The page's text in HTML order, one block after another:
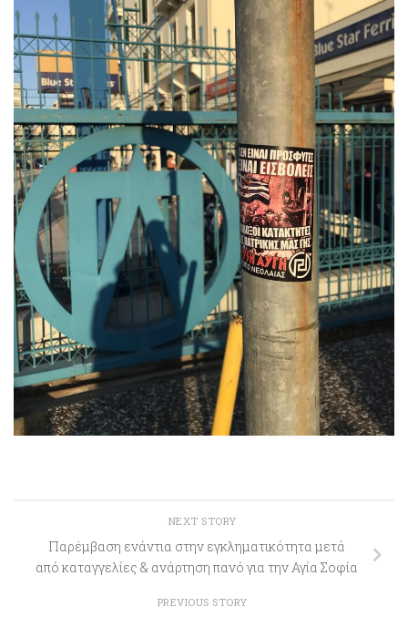
NEXT STORY
Παρέμβαση ενάντια στην εγκληματικότητα μετά
από καταγγελίες & ανάρτηση πανό για την Αγία Σοφία
PREVIOUS STORY